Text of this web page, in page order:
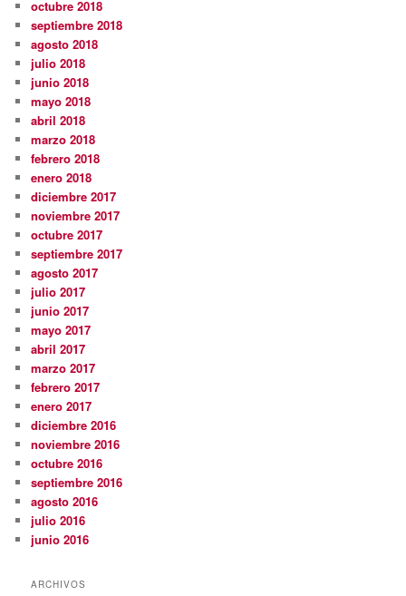
octubre 2018
septiembre 2018
agosto 2018
julio 2018
junio 2018
mayo 2018
abril 2018
marzo 2018
febrero 2018
enero 2018
diciembre 2017
noviembre 2017
octubre 2017
septiembre 2017
agosto 2017
julio 2017
junio 2017
mayo 2017
abril 2017
marzo 2017
febrero 2017
enero 2017
diciembre 2016
noviembre 2016
octubre 2016
septiembre 2016
agosto 2016
julio 2016
junio 2016
ARCHIVOS